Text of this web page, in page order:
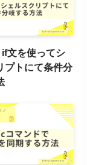
if文を使ってシ
プトにて条件分